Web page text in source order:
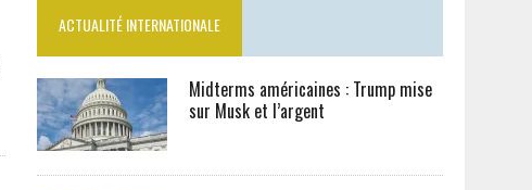
ACTUALITÉ INTERNATIONALE
Midterms américaines : Trump mise
sur Musk et l’argent